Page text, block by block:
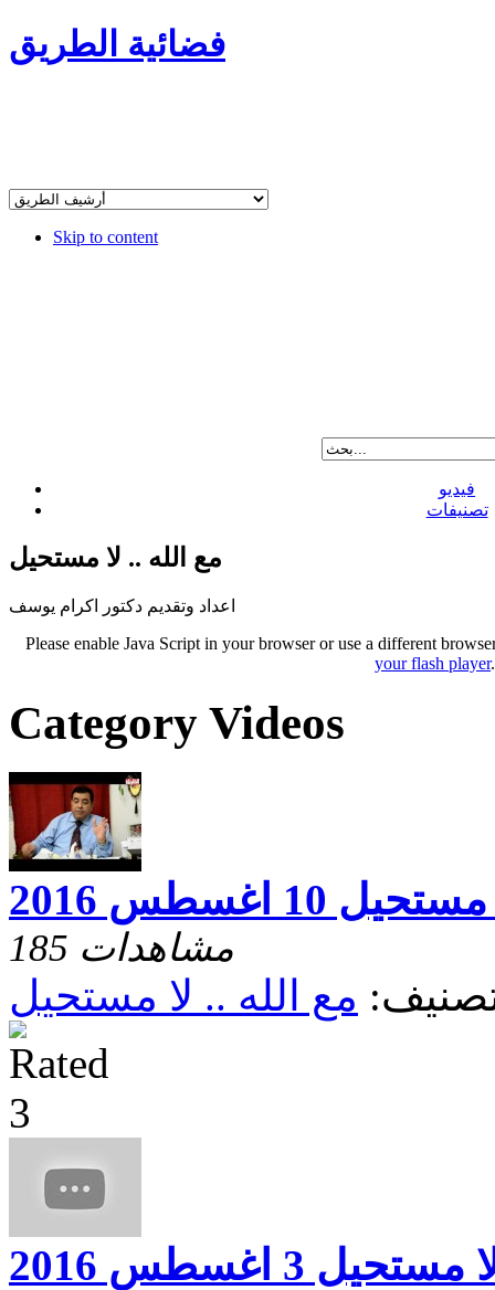
فضائية الطريق
Skip to content
فيديو
تصنيفات
مع الله .. لا مستحيل
اعداد وتقديم دكتور اكرام يوسف
Please enable Java Script in your browser or use a different
your flash player.
Category Videos
10 اغسطس 2016
185 مشاهدات
مع الله .. لا مستحيل
3 اغسطس 2016